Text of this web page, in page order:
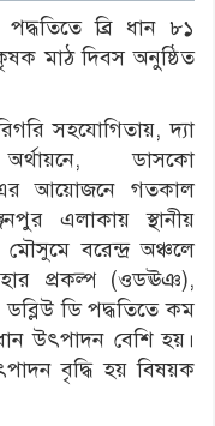
ব্রি ধান ৮১
মাঠ দিবস অনুষ্ঠিত
সহযোগিতায়, দ্যা
ডাসকো
এর আয়োজনে গতকাল
এলাকায় স্থানীয়
বরেন্দ্র অঞ্চলে
প্রকল্প (ওডঊঞ),
ডব্লিউ ডি পদ্ধতিতে কম
উৎপাদন বেশি হয়।
বৃদ্ধি হয় বিষয়ক